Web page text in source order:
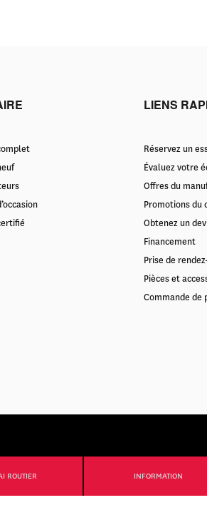
ROUTIER INFORMATION
LIENS
Réservez un
Évaluez votre
Offres du
Promotions du
Obtenez un
Financement
Prise de
Pièces et
Commande de